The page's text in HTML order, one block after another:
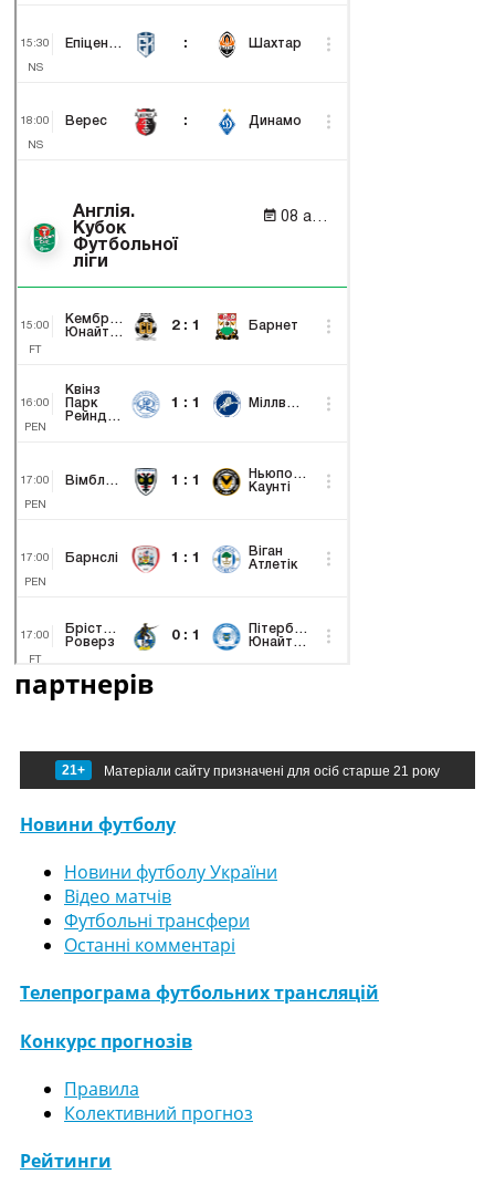
партнерів
21+ Матеріали сайту призначені для осіб старше 21 року
Новини футболу
Новини футболу України
Відео матчів
Футбольні трансфери
Останні комментарі
Телепрограма футбольних трансляцій
Конкурс прогнозів
Правила
Колективний прогноз
Рейтинги